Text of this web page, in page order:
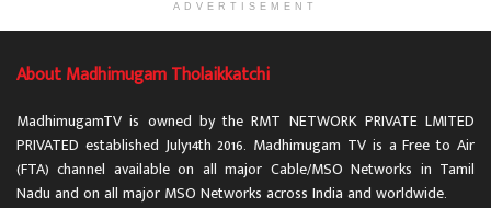
ADVERTISEMENT
About Madhimugam Tholaikkatchi
MadhimugamTV is owned by the RMT NETWORK PRIVATE LMITED
PRIVATED established July14th 2016. Madhimugam TV is a Free to Air
(FTA) channel available on all major Cable/MSO Networks in Tamil
Nadu and on all major MSO Networks across India and worldwide.